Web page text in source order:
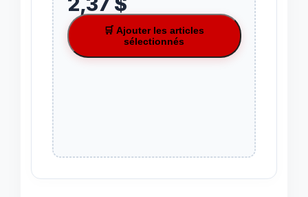
🛒 Ajouter les articles
sélectionnés